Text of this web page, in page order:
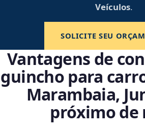
Veículos.
SOLICITE SEU
Vantagens de
guincho para
Marambaia,
próximo de